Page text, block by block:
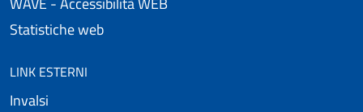
Statistiche web
LINK ESTERNI
Invalsi